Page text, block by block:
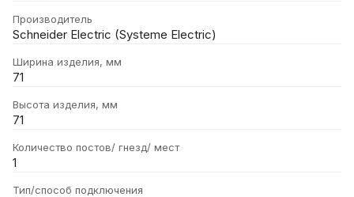
Производитель
Schneider Electric (Systeme Electric)
Ширина изделия, мм
71
Высота изделия, мм
71
Количество постов/ гнезд/ мест
1
Тип/способ подключения